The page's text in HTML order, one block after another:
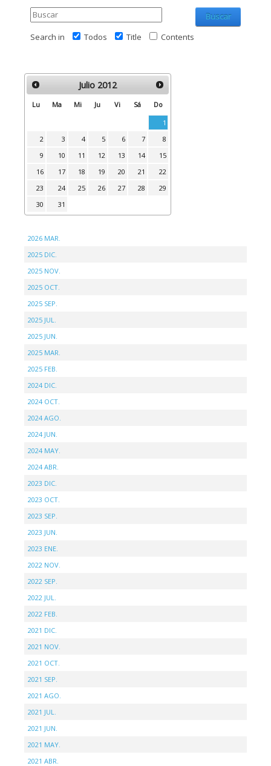
Buscar
Search in
Todos Title Contents
Julio 2012
Lu Ma Mi Ju Vi Sá Do
1
2
3 4 5 6 7
8
9
10 11 12 13 14
15
16
17 18 19 20 21
22
23
24 25 26 27 28
29
30
31
2026 MAR.
2025 DIC.
2025 NOV.
2025 OCT.
2025 SEP.
2025 JUL.
2025 JUN.
2025 MAR.
2025 FEB.
2024 DIC.
2024 OCT.
2024 AGO.
2024 JUN.
2024 MAY.
2024 ABR.
2023 DIC.
2023 OCT.
2023 SEP.
2023 JUN.
2023 ENE.
2022 NOV.
2022 SEP.
2022 JUL.
2022 FEB.
2021 DIC.
2021 NOV.
2021 OCT.
2021 SEP.
2021 AGO.
2021 JUL.
2021 JUN.
2021 MAY.
2021 ABR.